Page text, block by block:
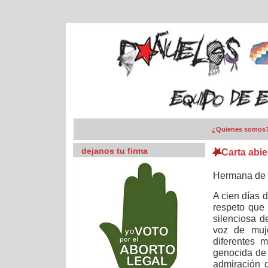
¿Quienes
dejanos tu firma Carta
Hermana
A cien días
respeto
silenciosa
voz
de
diferentes
genocida
admiración